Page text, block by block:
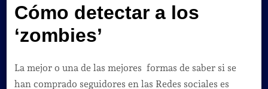
Cómo detectar a los
‘zombies’
La mejor o una de las mejores formas de saber si se
han comprado seguidores en las Redes sociales es